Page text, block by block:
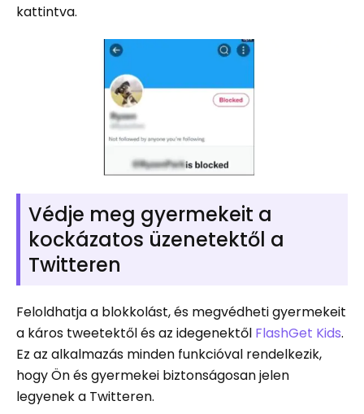
kattintva.
Védje meg gyermekeit a
kockázatos üzenetektől a
Twitteren
Feloldhatja a blokkolást, és megvédheti gyermekeit
a káros tweetektől és az idegenektől FlashGet Kids.
Ez az alkalmazás minden funkcióval rendelkezik,
hogy Ön és gyermekei biztonságosan jelen
legyenek a Twitteren.